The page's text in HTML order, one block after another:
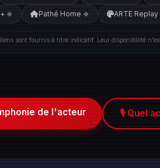
🍀 Pathé Home 🍀 ARTE Replay
sont fournis à titre indicatif. Leur disponibilité
de l'acteur 🎙️ Quel